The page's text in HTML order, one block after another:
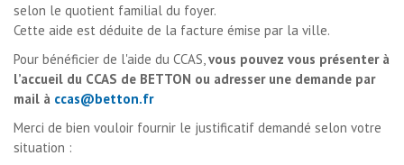
selon le quotient familial du foyer.
Cette aide est déduite de la facture émise par la ville.
Pour bénéficier de l'aide du CCAS, vous pouvez vous présenter à
l’accueil du CCAS de BETTON ou adresser une demande par
mail à ccas@betton.fr
Merci de bien vouloir fournir le justificatif demandé selon votre
situation :